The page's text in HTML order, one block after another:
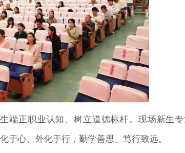
端正职业认知、树立道德标杆。现场新生
于心、外化于行，勤学善思、笃行致远。